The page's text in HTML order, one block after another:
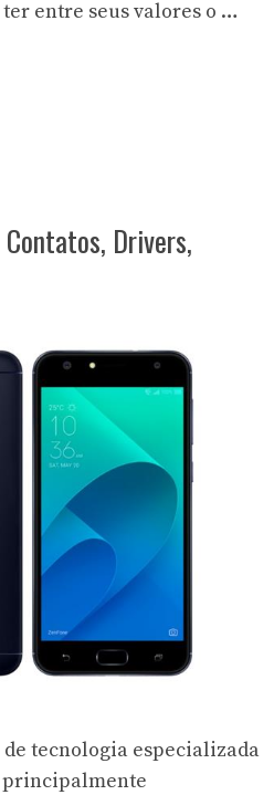
entre seus valores o …
Drivers,
de tecnologia especializada